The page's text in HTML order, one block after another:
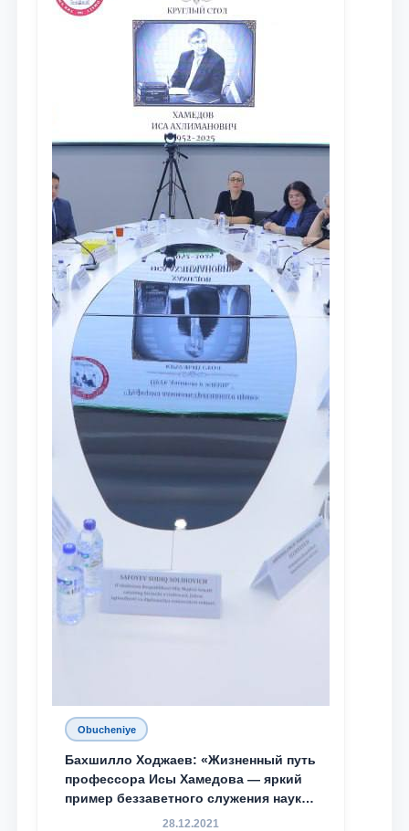
Obucheniye
Бахшилло Ходжаев: «Жизненный путь
профессора Исы Хамедова — яркий
пример беззаветного служения науке,
Родине и воспитанию молодого
28.12.2021